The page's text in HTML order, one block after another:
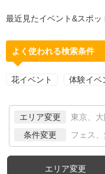
最近見たイベント&スポッ
よく使われる検索条件
花イベント 体験イベ
エリア変更 東京、
条件変更 フェス
エリア変更